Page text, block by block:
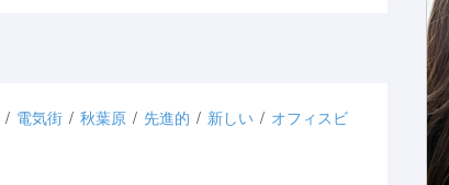
/ 電気街 / 秋葉原 / 先進的 / 新しい / オフィスビ